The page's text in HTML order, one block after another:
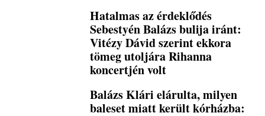
Hatalmas az érdeklődés
Sebestyén Balázs bulija iránt:
Vitézy Dávid szerint ekkora
tömeg utoljára Rihanna
koncertjén volt
Balázs Klári elárulta, milyen
baleset miatt került kórházba: